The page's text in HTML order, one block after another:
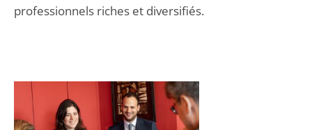
professionnels riches et diversifiés.